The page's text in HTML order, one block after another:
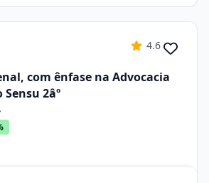
4.6
com ênfase na Advocacia
2âº